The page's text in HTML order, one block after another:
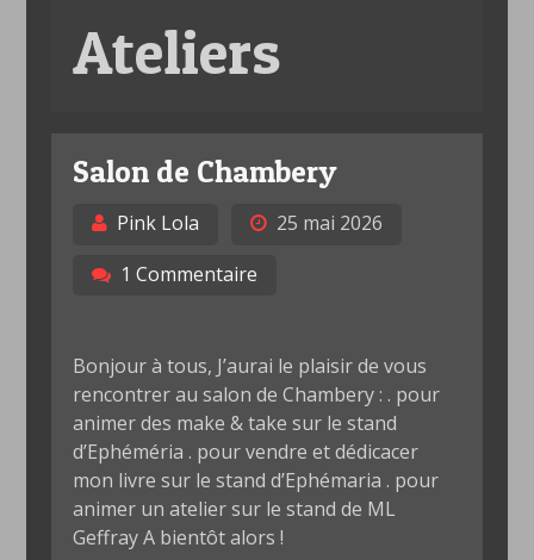
Ateliers
Salon de Chambery
Pink Lola
25 mai 2026
1 Commentaire
Bonjour à tous, J’aurai le plaisir de vous
rencontrer au salon de Chambery : . pour
animer des make & take sur le stand
d’Ephéméria . pour vendre et dédicacer
mon livre sur le stand d’Ephémaria . pour
animer un atelier sur le stand de ML
Geffray A bientôt alors !